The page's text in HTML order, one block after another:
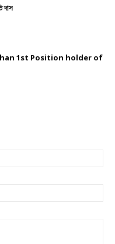
দাস
Khan 1st Position holder of